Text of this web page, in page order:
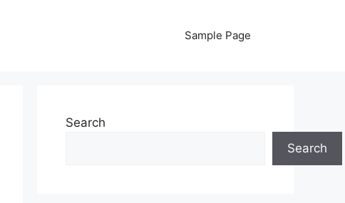
Sample Page
Search
Search